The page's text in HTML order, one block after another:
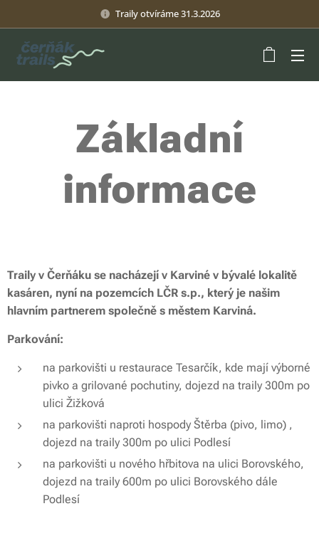
Traily otvíráme 31.3.2026
Základní
informace
Traily v Čerňáku se nacházejí v Karviné v bývalé lokalitě
kasáren, nyní na pozemcích LČR s.p., který je našim
hlavním partnerem společně s městem Karviná.
Parkování:
na parkovišti u restaurace Tesarčík, kde mají výborné
pivko a grilované pochutiny, dojezd na traily 300m po
ulici Žižková
na parkovišti naproti hospody Štěrba (pivo, limo) ,
dojezd na traily 300m po ulici Podlesí
na parkovišti u nového hřbitova na ulici Borovského,
dojezd na traily 600m po ulici Borovského dále
Podlesí